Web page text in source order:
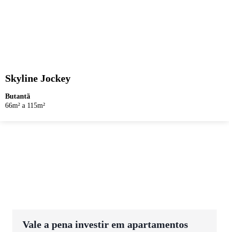
Skyline Jockey
Butantã
66m² a 115m²
Vale a pena investir em apartamentos